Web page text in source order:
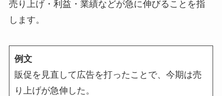
売り上げ・利益・業績などが急に伸びることを指
します。
例文
販促を見直して広告を打ったことで、今期は売
り上げが急伸した。